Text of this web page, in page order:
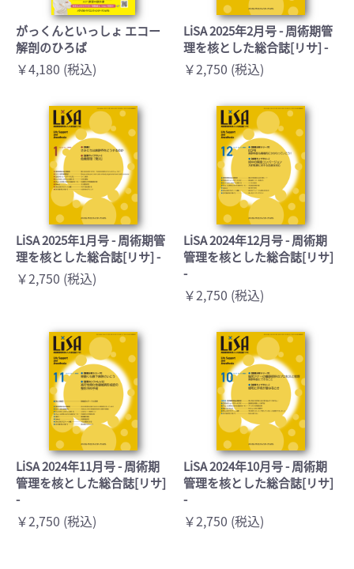
がっくんといっしょ エコー
解剖のひろば
￥4,180 (税込)
LiSA 2025年2月号 - 周術期管
理を核とした総合誌[リサ] -
￥2,750 (税込)
LiSA 2025年1月号 - 周術期管
理を核とした総合誌[リサ] -
￥2,750 (税込)
LiSA 2024年12月号 - 周術期
管理を核とした総合誌[リサ]
-
￥2,750 (税込)
LiSA 2024年11月号 - 周術期
管理を核とした総合誌[リサ]
-
￥2,750 (税込)
LiSA 2024年10月号 - 周術期
管理を核とした総合誌[リサ]
-
￥2,750 (税込)